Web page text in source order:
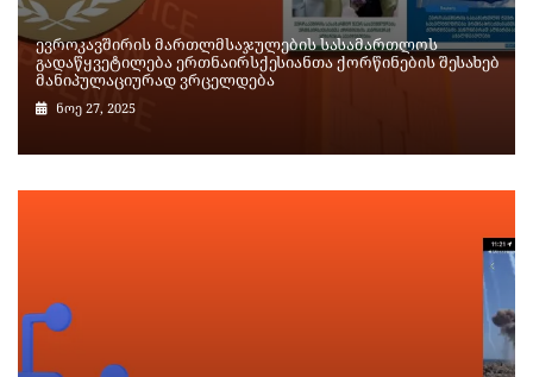
ევროკავშირის მართლმსაჯულების სასამართლოს
გადაწყვეტილება ერთნაირსქესიანთა ქორწინების შესახებ
მანიპულაციურად ვრცელდება
ნოე 27, 2025